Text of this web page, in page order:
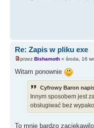
Re: Zapis w pliku exe
przez Bishamoth » środa, 16
Witam ponownie
Cyfrowy Baron
Innym sposobem jest
obsługiwać bez
To mnie bardzo